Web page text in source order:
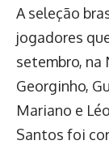
A seleção
jogadores
setembro, na
Georginho,
Mariano e
Santos foi